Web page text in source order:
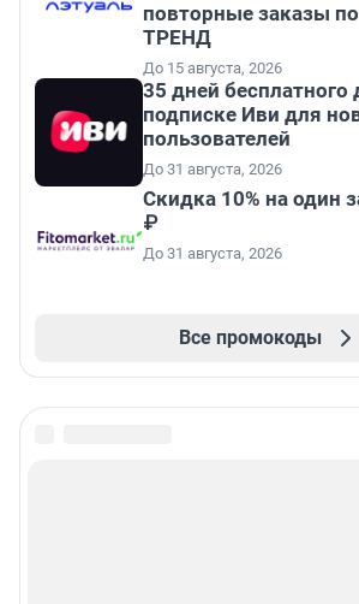
повторные заказы
ТРЕНД
До 15 августа, 2026
35 дней бесплатного
подписке Иви для
пользователей
До 31 августа, 2026
Скидка 10% на один
₽
До 31 августа, 2026
Все промокоды